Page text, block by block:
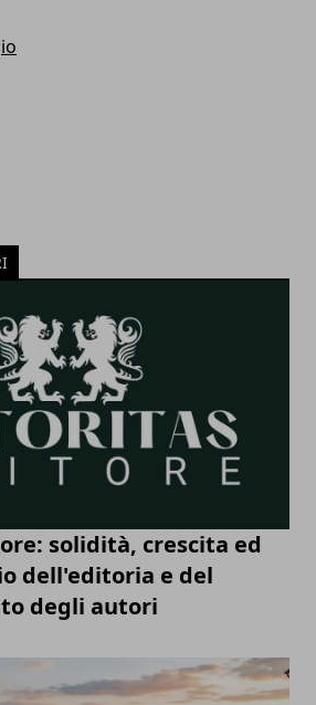
solidità, crescita ed
dell'editoria e del
degli autori